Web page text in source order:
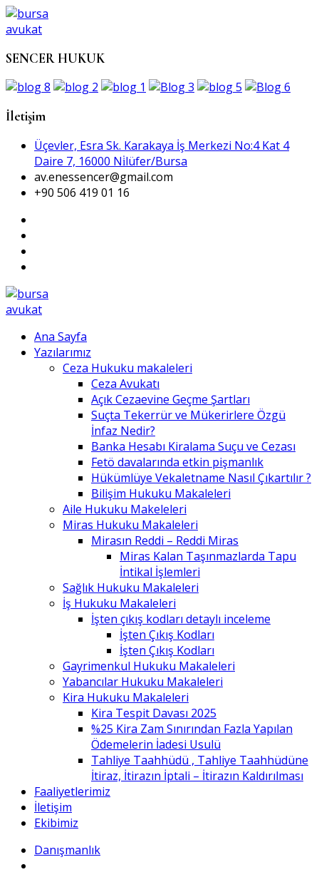
SENCER HUKUK
İletişim
Üçevler, Esra Sk. Karakaya İş Merkezi No:4 Kat 4
Daire 7, 16000 Ni̇lüfer/Bursa
av.enessencer@gmail.com
+90 506 419 01 16
Ana Sayfa
Yazılarımız
Ceza Hukuku makaleleri
Ceza Avukatı
Açık Cezaevine Geçme Şartları
Suçta Tekerrür ve Mükerirlere Özgü
İnfaz Nedir?
Banka Hesabı Kiralama Suçu ve Cezası
Fetö davalarında etkin pişmanlık
Hükümlüye Vekaletname Nasıl Çıkartılır ?
Bilişim Hukuku Makaleleri
Aile Hukuku Makeleleri
Miras Hukuku Makaleleri
Mirasın Reddi – Reddi Miras
Miras Kalan Taşınmazlarda Tapu
İntikal İşlemleri
Sağlık Hukuku Makaleleri
İş Hukuku Makaleleri
İşten çıkış kodları detaylı inceleme
İşten Çıkış Kodları
İşten Çıkış Kodları
Gayrimenkul Hukuku Makaleleri
Yabancılar Hukuku Makaleleri
Kira Hukuku Makaleleri
Kira Tespit Davası 2025
%25 Kira Zam Sınırından Fazla Yapılan
Ödemelerin İadesi Usulü
Tahliye Taahhüdü , Tahliye Taahhüdüne
İtiraz, İtirazın İptali – İtirazın Kaldırılması
Faaliyetlerimiz
İletişim
Ekibimiz
Danışmanlık